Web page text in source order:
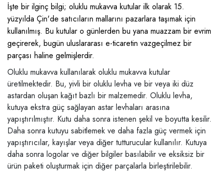
İşte bir ilginç bilgi; oluklu mukavva kutular ilk olarak 15.
yüzyılda Çin'de satıcıların mallarını pazarlara taşımak için
kullanılmış. Bu kutular o günlerden bu yana muazzam bir evrim
geçirerek, bugün uluslararası e-ticaretin vazgeçilmez bir
parçası haline gelmişlerdir.
Oluklu mukavva kullanılarak oluklu mukavva kutular
üretilmektedir. Bu, yivli bir oluklu levha ve bir veya iki düz
astardan oluşan kağıt bazlı bir malzemedir. Oluklu levha,
kutuya ekstra güç sağlayan astar levhaları arasına
yapıştırılmıştır. Kutu daha sonra istenen şekil ve boyutta kesilir.
Daha sonra kutuyu sabitlemek ve daha fazla güç vermek için
yapıştırıcılar, kayışlar veya diğer tutturucular kullanılır. Kutuya
daha sonra logolar ve diğer bilgiler basılabilir ve eksiksiz bir
ürün paketi oluşturmak için diğer parçalarla birleştirilebilir.